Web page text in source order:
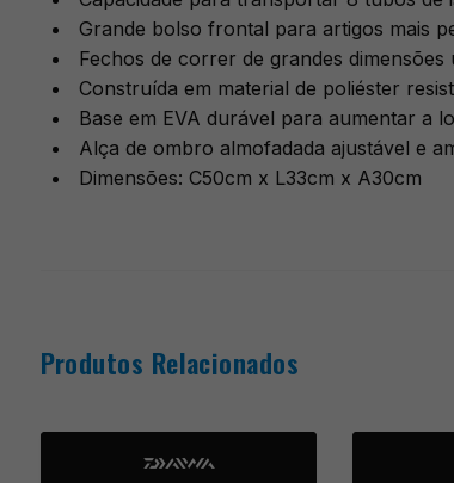
Grande bolso frontal para artigos mais
Fechos de correr de grandes
Construída em material de poliéster
Base em EVA durável para aumentar a
Alça de ombro almofadada ajustável e
Dimensões: C50cm x L33cm x A30cm
Produtos Relacionados